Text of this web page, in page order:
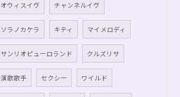
オウィスイヴ チャンネルイヴ
ソラノカケラ キティ マイメロディ
サンリオピューロランド クルズリサ
演歌歌手 セクシー ワイルド